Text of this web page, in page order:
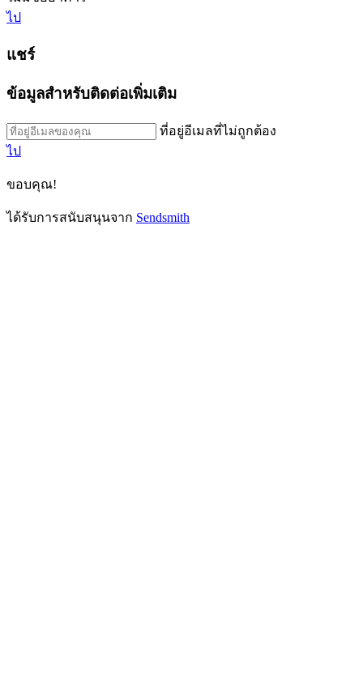
ไป
แชร์
ข้อมูลสำหรับติดต่อเพิ่มเติม
ที่อยู่อีเมลที่ไม่ถูกต้อง
ไป
ขอบคุณ!
ได้รับการสนับสนุนจาก Sendsmith